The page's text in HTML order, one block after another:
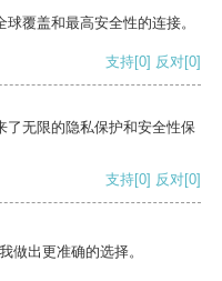
覆盖和最高安全性的连接。
支持[0] 反对[0]
了无限的隐私保护和安全性保
支持[0] 反对[0]
做出更准确的选择。